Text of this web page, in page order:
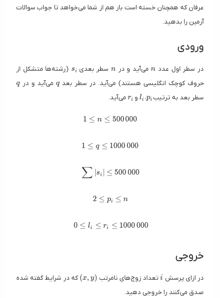
عرفان که همچنان خسته است باز هم از شما می‌خواهد تا جواب سوالات
آرمین را بدهید.
ورودی
در سطر اول عدد
n
nمی‌آید و در n سطر بعدی
s_i
si
(رشته‌ها متشکل از
حروف کوچک انگلیسی هستند) می‌آید. در سطر بعدq
q می‌آید و درq
q
سطر بعد به ترتیبp_i
pi ،
l_i
li و
r_i
ri می‌آید.
1 \leq n \leq 500\,000
1 ≤ n ≤ 500000
1 \leq q \leq 1000\,000
1 ≤ q ≤ 1000000
\sum |s_i| \leq 500\,000
∑ si ≤ 500000
2 \leq p_i \leq n
2 ≤ pi ≤ n
0 \leq l_i \leq r_i \leq 1000\,000
0 ≤ li ≤ ri ≤ 1000000
خروجی
در ازای پرسش iتعداد زوج‌های نامرتب
(x, y)
(x, y)
که در شرایط گفته شده
صدق می‌کنند را خروجی دهید.